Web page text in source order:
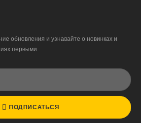
обновления и узнавайте о новинках и
первыми
ПОДПИСАТЬСЯ